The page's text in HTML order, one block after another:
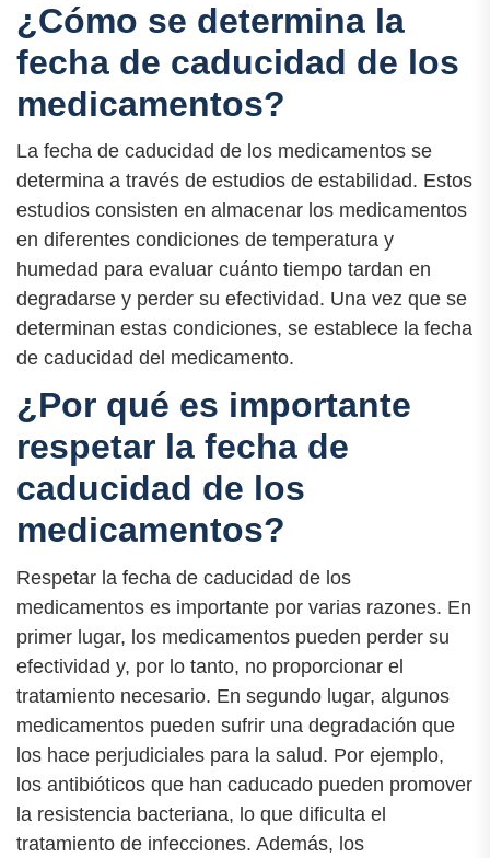
¿Cómo se determina la
fecha de caducidad de los
medicamentos?
La fecha de caducidad de los medicamentos se
determina a través de estudios de estabilidad. Estos
estudios consisten en almacenar los medicamentos
en diferentes condiciones de temperatura y
humedad para evaluar cuánto tiempo tardan en
degradarse y perder su efectividad. Una vez que se
determinan estas condiciones, se establece la fecha
de caducidad del medicamento.
¿Por qué es importante
respetar la fecha de
caducidad de los
medicamentos?
Respetar la fecha de caducidad de los
medicamentos es importante por varias razones. En
primer lugar, los medicamentos pueden perder su
efectividad y, por lo tanto, no proporcionar el
tratamiento necesario. En segundo lugar, algunos
medicamentos pueden sufrir una degradación que
los hace perjudiciales para la salud. Por ejemplo,
los antibióticos que han caducado pueden promover
la resistencia bacteriana, lo que dificulta el
tratamiento de infecciones. Además, los